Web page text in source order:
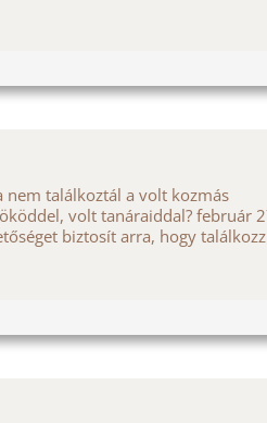
nem találkoztál a volt kozmás
volt tanáraiddal? február
biztosít arra, hogy találkozz